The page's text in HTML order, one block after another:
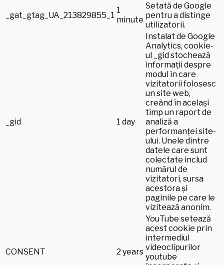
_gat_gtag_UA_213829855_1
1
minute
Setată de Google
pentru a distinge
utilizatorii.
_gid 1 day
Instalat de Google
Analytics, cookie-
ul _gid stochează
informații despre
modul în care
vizitatorii folosesc
un site web,
creând în același
timp un raport de
analiză a
performanței site-
ului. Unele dintre
datele care sunt
colectate includ
numărul de
vizitatori, sursa
acestora și
paginile pe care le
vizitează anonim.
CONSENT 2 years
YouTube setează
acest cookie prin
intermediul
videoclipurilor
youtube